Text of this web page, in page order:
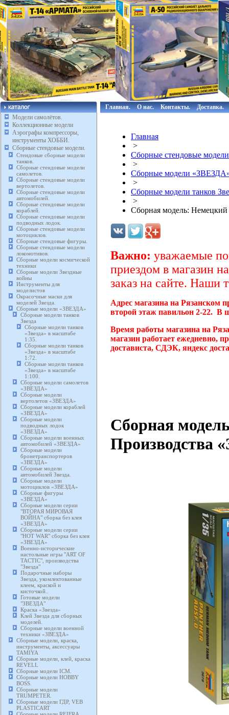
Модели самолётов.
Коллекционные модели
Аэрографы компрессоры,
инструменты ХОББИ.
Сборные стендовые модели.
Стендовые сборные модели
танков.
Сборные стендовые модели
самолетов.
Сборные стендовые модели
вертолетов.
Сборные стендовые модели
автомобилей.
Сборные стендовые модели
кораблей.
Сборные стендовые модели
подводных лодок.
Сборные стендовые модели
мотоциклов.
Сборные стендовые фигуры.
Сборные стендовые модели
локомотивов.
Сборные модели космической
техники
Сборные модели Звездные
войны
Инструменты для
моделистов
Окрасочные маски для
моделей Звезда.
Сборные модели «ЗВЕЗДА»
Сборные модели танков
Звезда
Сборные модели танков
«Звезда» в масштабе
1:35.
Сборные модели танков
«Звезда» в масштабе
1:72.
Сборные модели танков
«Звезда» в масштабе
1:100.
Сборные модели самолетов
«ЗВЕЗДА»
Сборные модели
вертолетов «ЗВЕЗДА»
Сборные модели кораблей
«ЗВЕЗДА»
Сборные модели
подводных лодок
«ЗВЕЗДА»
Сборные модели военных
автомобилей «ЗВЕЗДА»
Сборные модели
бронетранспортеров
«ЗВЕЗДА»
Сборные модели
автомобилей Звезда.
Сборные модели
мотоциклов «ЗВЕЗДА»
Сборные фигуры
«ЗВЕЗДА»
Сборные модели серии
"ВТОРАЯ МИРОВАЯ
ВОЙНА" сборка без клея
«ЗВЕЗДА»
Сборные модели серии
"HOT WAR" сборка без клея
«ЗВЕЗДА»
Военно-исторические
настольные игры "ART OF
TACTIC", производства
"Звезда"
Подарочные наборы
Звезда, укомлектованные
клеем, краской и
кисточкой..
Готовые модели
"ЗВЕЗДА"
Краска «Звезда»
Клей Звезда для сборных
моделей.
Сборные модели военной
техники «ЗВЕЗДА»
Сборные модели, краска,
инструменты, аксессуары
TAMIYA
Сборные модели, клей, краска
REVELL
Сборные модели ICM.
Сборные модели HOBBY
BOSS.
Сборные модели
TRUMPETER.
Сборные модели ГДР, VEB
PLASTICART
Главная. О нас. Контакты. Доставка.
Главная
>
Сборные стендовые
>
Сборные модели
>
Сборные модели танков
>
Сборная модель: Немецкий
Важно: уважаемые
приездом в магазин
заказ на сайте. Наши
Адрес магазина на Рязанском
второй этаж павильон 2-22. В
Время работы магазина на
магазин работает ежедневно,
достависта, СДЭК, яндекс
Сборная
Производства